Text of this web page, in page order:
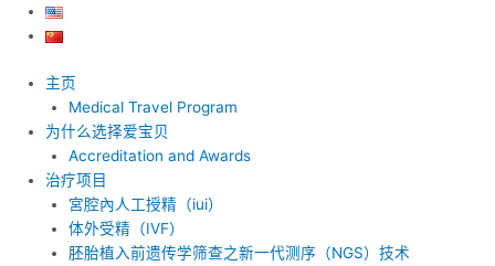
主页
Medical Travel Program
为什么选择爱宝贝
Accreditation and Awards
治疗项目
宮腔內人工授精（iui）
体外受精（IVF）
胚胎植入前遗传学筛查之新一代测序（NGS）技术